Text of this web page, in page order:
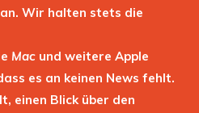
Wir halten stets die
Mac und weitere Apple
es an keinen News fehlt.
einen Blick über den